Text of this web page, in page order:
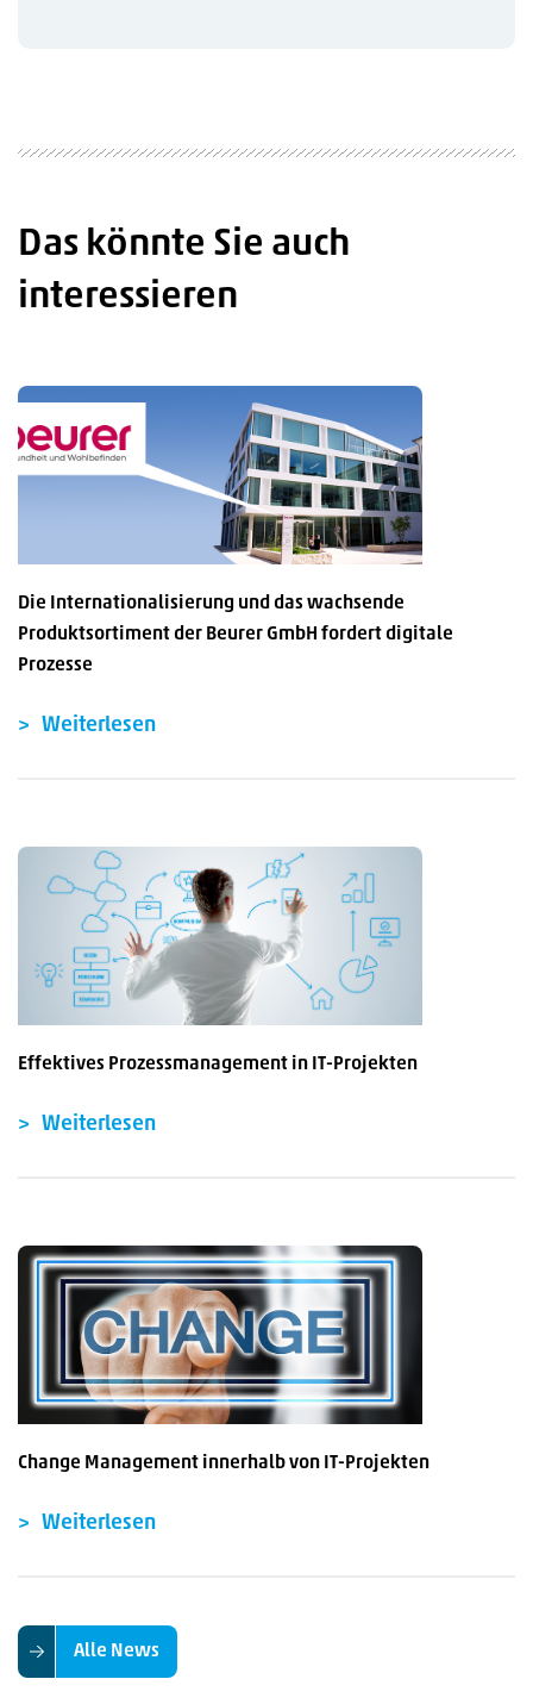
Das könnte Sie auch
interessieren
Die Internationalisierung und das wachsende
Produktsortiment der Beurer GmbH fordert digitale
Prozesse
Weiterlesen
Effektives Prozessmanagement in IT-Projekten
Weiterlesen
Change Management innerhalb von IT-Projekten
Weiterlesen
Alle News